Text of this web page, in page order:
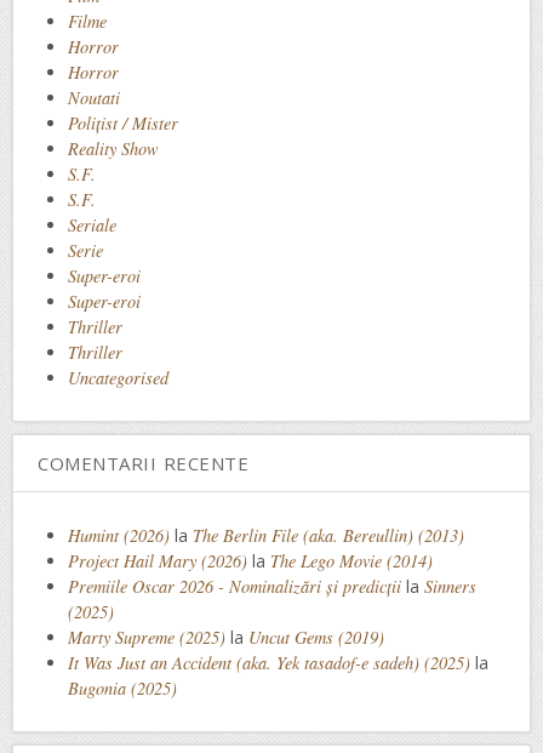
Filme
Horror
Horror
Noutati
Polițist / Mister
Reality Show
S.F.
S.F.
Seriale
Serie
Super-eroi
Super-eroi
Thriller
Thriller
Uncategorised
COMENTARII RECENTE
Humint (2026) la The Berlin File (aka. Bereullin) (2013)
Project Hail Mary (2026) la The Lego Movie (2014)
Premiile Oscar 2026 - Nominalizări și predicții la Sinners
(2025)
Marty Supreme (2025) la Uncut Gems (2019)
It Was Just an Accident (aka. Yek tasadof-e sadeh) (2025) la
Bugonia (2025)